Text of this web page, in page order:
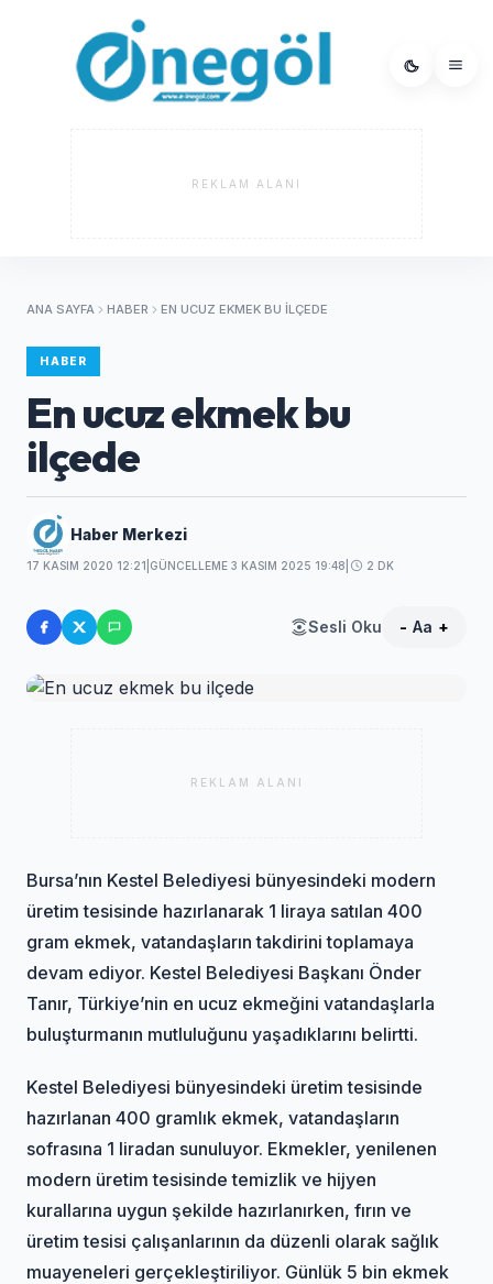
REKLAM ALANI
ANA SAYFA HABER EN UCUZ EKMEK BU ILÇEDE
HABER
En ucuz ekmek bu
ilçede
Haber Merkezi
17 KASIM 2020 12:21 GÜNCELLEME 3 KASIM 2025 19:48 2 DK
Sesli Oku - Aa +
REKLAM ALANI
Bursa’nın Kestel Belediyesi bünyesindeki modern
üretim tesisinde hazırlanarak 1 liraya satılan 400
gram ekmek, vatandaşların takdirini toplamaya
devam ediyor. Kestel Belediyesi Başkanı Önder
Tanır, Türkiye’nin en ucuz ekmeğini vatandaşlarla
buluşturmanın mutluluğunu yaşadıklarını belirtti.
Kestel Belediyesi bünyesindeki üretim tesisinde
hazırlanan 400 gramlık ekmek, vatandaşların
sofrasına 1 liradan sunuluyor. Ekmekler, yenilenen
modern üretim tesisinde temizlik ve hijyen
kurallarına uygun şekilde hazırlanırken, fırın ve
üretim tesisi çalışanlarının da düzenli olarak sağlık
muayeneleri gerçekleştiriliyor. Günlük 5 bin ekmek